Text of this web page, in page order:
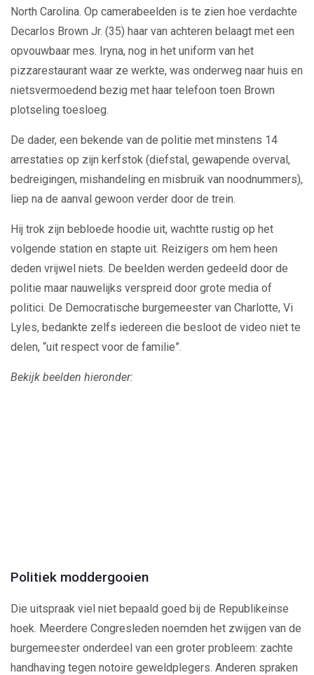
North Carolina. Op camerabeelden is te zien hoe verdachte
Decarlos Brown Jr. (35) haar van achteren belaagt met een
opvouwbaar mes. Iryna, nog in het uniform van het
pizzarestaurant waar ze werkte, was onderweg naar huis en
nietsvermoedend bezig met haar telefoon toen Brown
plotseling toesloeg.
De dader, een bekende van de politie met minstens 14
arrestaties op zijn kerfstok (diefstal, gewapende overval,
bedreigingen, mishandeling en misbruik van noodnummers),
liep na de aanval gewoon verder door de trein.
Hij trok zijn bebloede hoodie uit, wachtte rustig op het
volgende station en stapte uit. Reizigers om hem heen
deden vrijwel niets. De beelden werden gedeeld door de
politie maar nauwelijks verspreid door grote media of
politici. De Democratische burgemeester van Charlotte, Vi
Lyles, bedankte zelfs iedereen die besloot de video niet te
delen, “uit respect voor de familie”.
Bekijk beelden hieronder:
Politiek moddergooien
Die uitspraak viel niet bepaald goed bij de Republikeinse
hoek. Meerdere Congresleden noemden het zwijgen van de
burgemeester onderdeel van een groter probleem: zachte
handhaving tegen notoire geweldplegers. Anderen spraken